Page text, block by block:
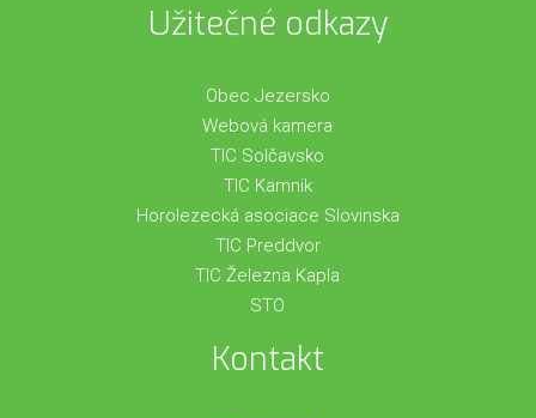
Užitečné odkazy
Obec Jezersko
Webová kamera
TIC Solčavsko
TIC Kamnik
Horolezecká asociace Slovinska
TIC Preddvor
TIC Železna Kapla
STO
Kontakt